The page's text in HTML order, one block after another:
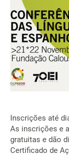
Inscrições até
As inscrições e
gratuitas e dão
Certificado de